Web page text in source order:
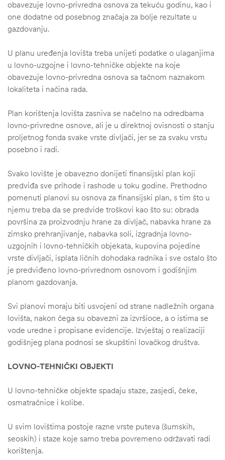
obavezuje lovno-privredna osnova za tekuću godinu, kao i
one dodatne od posebnog značaja za bolje rezultate u
gazdovanju.
U planu uređenja lovišta treba unijeti podatke o ulaganjima
u lovno-uzgojne i lovno-tehničke objekte na koje
obavezuje lovno-privredna osnova sa tačnom naznakom
lokaliteta i načina rada.
Plan korištenja lovišta zasniva se načelno na odredbama
lovno-privredne osnove, ali je u direktnoj ovisnosti o stanju
proljetnog fonda svake vrste divljači, jer se za svaku vrstu
posebno i radi.
Svako lovište je obavezno donijeti finansijski plan koji
predviđa sve prihode i rashode u toku godine. Prethodno
pomenuti planovi su osnova za finansijski plan, s tim što u
njemu treba da se predvide troškovi kao što su: obrada
površina za proizvodnju hrane za divljač, nabavka hrane za
zimsko prehranjivanje, nabavka soli, izgradnja lovno-
uzgojnih i lovno-tehničkih objekata, kupovina pojedine
vrste divljači, isplata ličnih dohodaka radnika i sve ostalo što
je predviđeno lovno-privrednom osnovom i godišnjim
planom gazdovanja.
Svi planovi moraju biti usvojeni od strane nadležnih organa
lovišta, nakon čega su obavezni za izvršioce, a o istima se
vode uredne i propisane evidencije. Izvještaj o realizaciji
godišnjeg plana podnosi se skupštini lovačkog društva.
LOVNO-TEHNIČKI OBJEKTI
U lovno-tehničke objekte spadaju staze, zasjedi, čeke,
osmatračnice i kolibe.
U svim lovištima postoje razne vrste puteva (šumskih,
seoskih) i staze koje samo treba povremeno održavati radi
korištenja.